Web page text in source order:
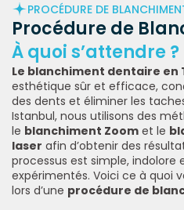
PROCÉDURE DE
Procédure de
À quoi s’attendre ?
Le blanchiment dentaire en
esthétique sûr et efficace,
des dents et éliminer les
Istanbul, nous utilisons des
le blanchiment Zoom et le
laser afin d’obtenir des
processus est simple, indolore
expérimentés. Voici ce à quoi
lors d’une procédure de